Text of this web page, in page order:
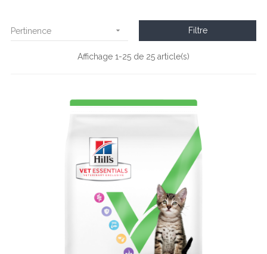
Pertinence  Filtre
Affichage 1-25 de 25 article(s)